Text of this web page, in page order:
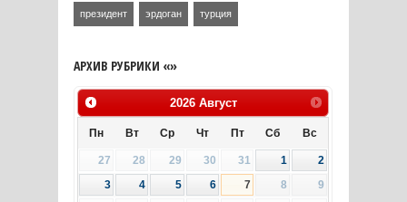
президент эрдоган турция
АРХИВ РУБРИКИ «»
2026 Август
Пн Вт Ср Чт Пт Сб Вс
27 28 29 30 31 1
2
3
4 5 6 7 8
9